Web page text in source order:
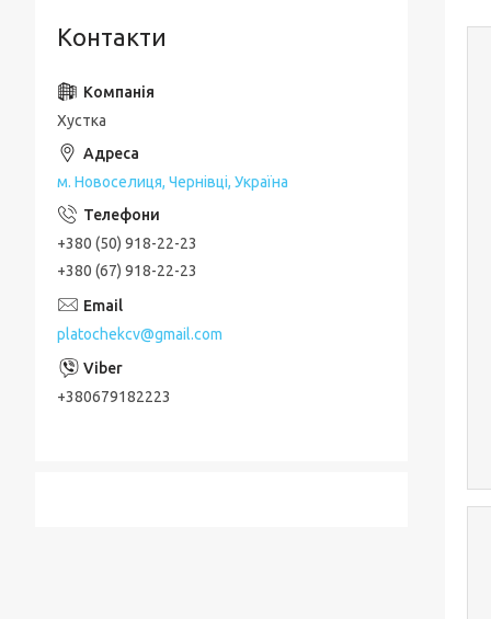
Контакти
Хустка
м. Новоселиця, Чернівці, Україна
+380 (50) 918-22-23
+380 (67) 918-22-23
platochekcv@gmail.com
+380679182223